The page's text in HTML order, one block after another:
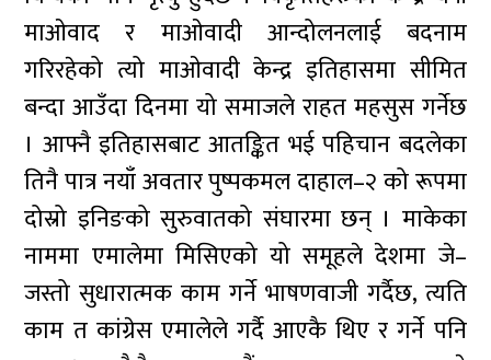
माओवाद र माओवादी आन्दोलनलाई बदनाम
गरिरहेको त्यो माओवादी केन्द्र इतिहासमा सीमित
बन्दा आउँदा दिनमा यो समाजले राहत महसुस गर्नेछ
। आफ्नै इतिहासबाट आतङ्कित भई पहिचान बदलेका
तिनै पात्र नयाँ अवतार पुष्पकमल दाहाल–२ को रूपमा
दोस्रो इनिङको सुरुवातको संघारमा छन् । माकेका
नाममा एमालेमा मिसिएको यो समूहले देशमा जे–
जस्तो सुधारात्मक काम गर्ने भाषणवाजी गर्दैछ, त्यति
काम त कांग्रेस एमालेले गर्दै आएकै थिए र गर्ने पनि